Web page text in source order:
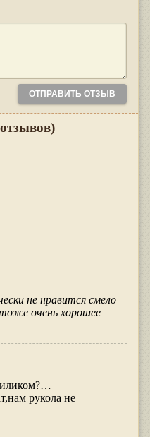
не нравится смело
очень хорошее
рукола не